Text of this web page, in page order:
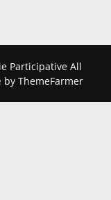
Participative All
by ThemeFarmer